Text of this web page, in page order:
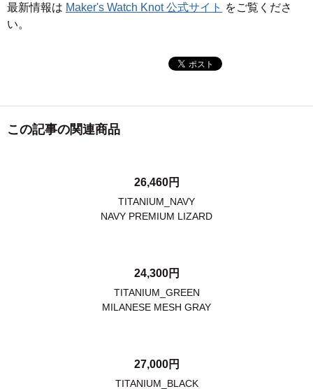
最新情報は Maker's Watch Knot 公式サイト をご覧くださ
い。
この記事の関連商品
26,460円
TITANIUM_NAVY
NAVY PREMIUM LIZARD
24,300円
TITANIUM_GREEN
MILANESE MESH GRAY
27,000円
TITANIUM_BLACK